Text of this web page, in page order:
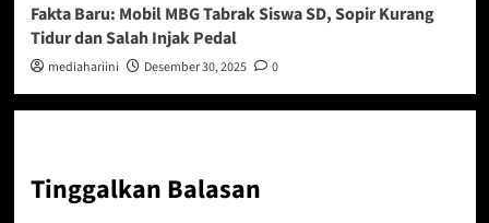
Fakta Baru: Mobil MBG Tabrak Siswa SD, Sopir Kurang
Tidur dan Salah Injak Pedal
mediahariini Desember 30, 2025 0
Tinggalkan Balasan